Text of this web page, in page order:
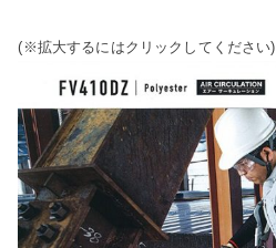
(※拡大するにはクリックしてください)